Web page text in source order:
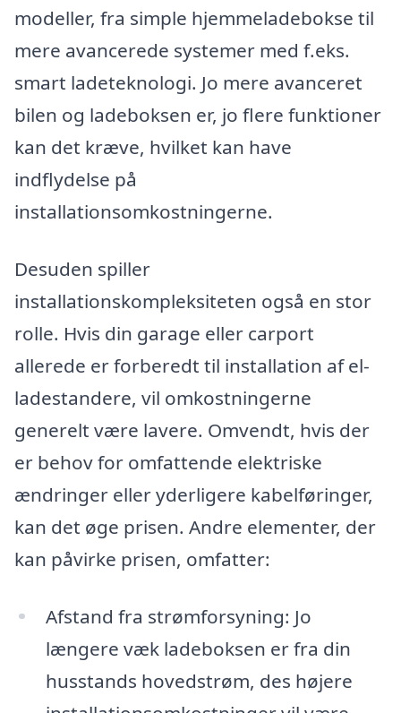
modeller, fra simple hjemmeladebokse til
mere avancerede systemer med f.eks.
smart ladeteknologi. Jo mere avanceret
bilen og ladeboksen er, jo flere funktioner
kan det kræve, hvilket kan have
indflydelse på
installationsomkostningerne.
Desuden spiller
installationskompleksiteten også en stor
rolle. Hvis din garage eller carport
allerede er forberedt til installation af el-
ladestandere, vil omkostningerne
generelt være lavere. Omvendt, hvis der
er behov for omfattende elektriske
ændringer eller yderligere kabelføringer,
kan det øge prisen. Andre elementer, der
kan påvirke prisen, omfatter:
Afstand fra strømforsyning: Jo
længere væk ladeboksen er fra din
husstands hovedstrøm, des højere